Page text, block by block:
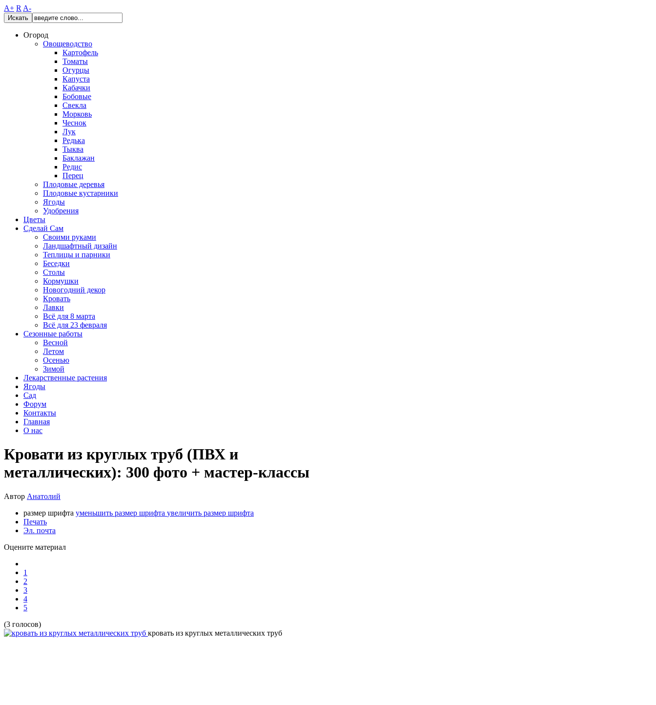
A+ R A-
Искать
Огород
Овощеводство
Картофель
Томаты
Огурцы
Капуста
Кабачки
Бобовые
Свекла
Морковь
Чеснок
Лук
Редька
Тыква
Баклажан
Редис
Перец
Плодовые деревья
Плодовые кустарники
Ягоды
Удобрения
Цветы
Сделай Сам
Своими руками
Ландшафтный дизайн
Теплицы и парники
Беседки
Столы
Кормушки
Новогодний декор
Кровать
Лавки
Всё для 8 марта
Всё для 23 февраля
Сезонные работы
Весной
Летом
Осенью
Зимой
Лекарственные растения
Ягоды
Сад
Форум
Контакты
Главная
О нас
Кровати из круглых труб (ПВХ и
металлических): 300 фото + мастер-классы
Автор Анатолий
размер шрифта уменьшить размер шрифта увеличить размер шрифта
Печать
Эл. почта
Оцените материал
1
2
3
4
5
(3 голосов)
кровать из круглых металлических труб